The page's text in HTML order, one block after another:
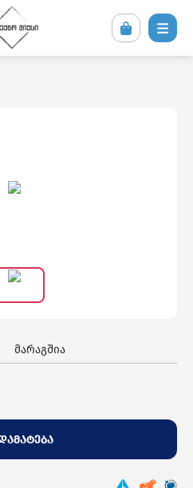
და აქსესუარები
მარაგშია